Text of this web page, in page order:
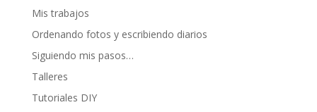
Mis trabajos
Ordenando fotos y escribiendo diarios
Siguiendo mis pasos…
Talleres
Tutoriales DIY